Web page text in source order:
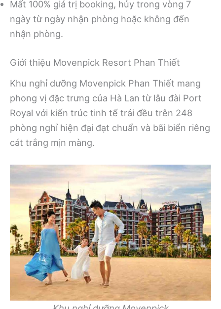
Mất 100% giá trị booking, hủy trong vòng 7
ngày từ ngày nhận phòng hoặc không đến
nhận phòng.
Giới thiệu Movenpick Resort Phan Thiết
Khu nghỉ dưỡng Movenpick Phan Thiết mang
phong vị đặc trưng của Hà Lan từ lâu đài Port
Royal với kiến trúc tinh tế trải đều trên 248
phòng nghỉ hiện đại đạt chuẩn và bãi biển riêng
cát trắng mịn màng.